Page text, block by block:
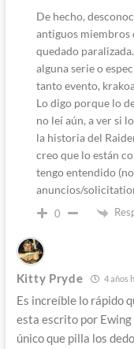
De hecho,
antiguos miembros
quedado
alguna serie o
tanto evento,
Lo digo porque lo
no leí aún, a ver si
la historia del
creo que lo están
tengo entendido
anuncios/
0
Kitty Pryde 4 años
Es increíble lo rápido
esta escrito por
único que pilla los